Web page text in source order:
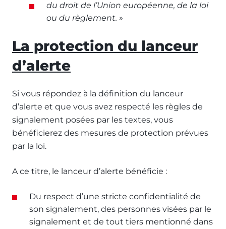
du droit de l’Union européenne, de la loi
ou du règlement. »
La protection du lanceur
d’alerte
Si vous répondez à la définition du lanceur
d’alerte et que vous avez respecté les règles de
signalement posées par les textes, vous
bénéficierez des mesures de protection prévues
par la loi.
A ce titre, le lanceur d’alerte bénéficie :
Du respect d’une stricte confidentialité de
son signalement, des personnes visées par le
signalement et de tout tiers mentionné dans